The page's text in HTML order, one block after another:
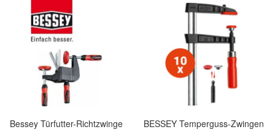
Bessey Türfutter-Richtzwinge
BESSEY Temperguss-Zwingen